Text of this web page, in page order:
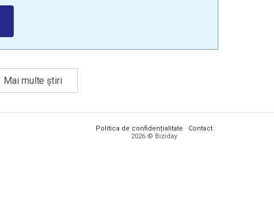
Mai multe știri
Politica de confidențialitate · Contact
2026 © Biziday